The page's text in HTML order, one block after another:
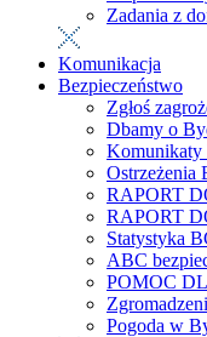
Zadania z
Komunikacja
Bezpieczeństwo
Zgłoś
Dbamy o
Ostrzeżenia
RAPORT
RAPORT
Statystyka
ABC
POMOC
Pogoda w